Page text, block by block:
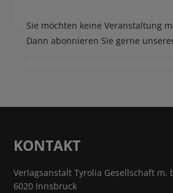
Sie möchten keine Veranstaltung
Dann abonnieren Sie gerne
KONTAKT
Verlagsanstalt Tyrolia Gesellschaft m.
6020 Innsbruck